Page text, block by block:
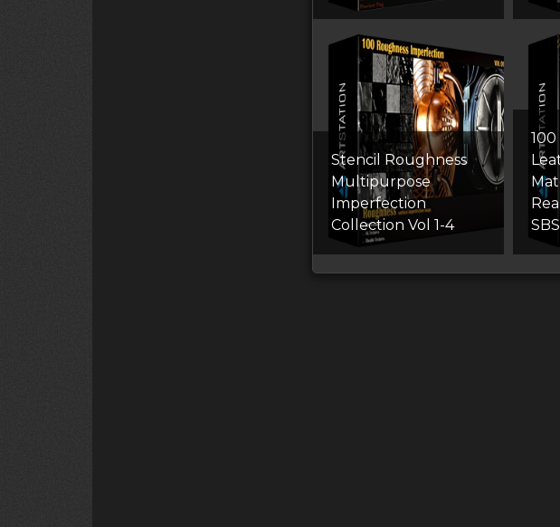
Stencil Roughness
Multipurpose
Imperfection
Collection Vol 1-4
100